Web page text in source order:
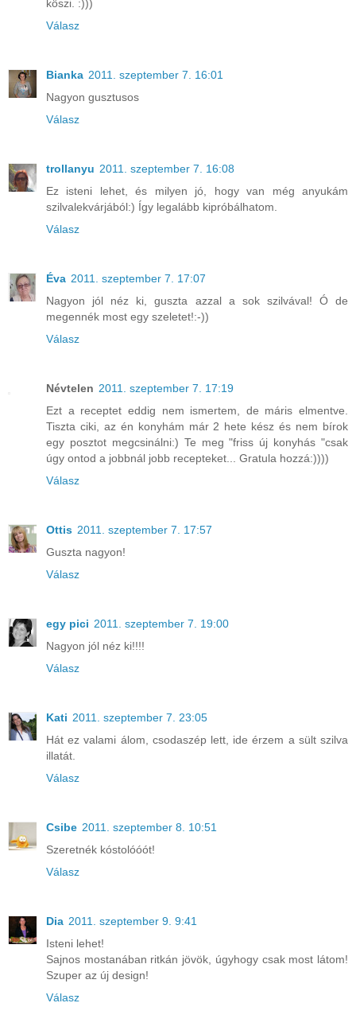
köszi. :)))
Válasz
Bianka 2011. szeptember 7. 16:01
Nagyon gusztusos
Válasz
trollanyu 2011. szeptember 7. 16:08
Ez isteni lehet, és milyen jó, hogy van még anyukám
szilvalekvárjából:) Így legalább kipróbálhatom.
Válasz
Éva 2011. szeptember 7. 17:07
Nagyon jól néz ki, guszta azzal a sok szilvával! Ó de
megennék most egy szeletet!:-))
Válasz
Névtelen 2011. szeptember 7. 17:19
Ezt a receptet eddig nem ismertem, de máris elmentve.
Tiszta ciki, az én konyhám már 2 hete kész és nem bírok
egy posztot megcsinálni:) Te meg "friss új konyhás "csak
úgy ontod a jobbnál jobb recepteket... Gratula hozzá:))))
Válasz
Ottis 2011. szeptember 7. 17:57
Guszta nagyon!
Válasz
egy pici 2011. szeptember 7. 19:00
Nagyon jól néz ki!!!!
Válasz
Kati 2011. szeptember 7. 23:05
Hát ez valami álom, csodaszép lett, ide érzem a sült szilva
illatát.
Válasz
Csibe 2011. szeptember 8. 10:51
Szeretnék kóstolóóót!
Válasz
Dia 2011. szeptember 9. 9:41
Isteni lehet!
Sajnos mostanában ritkán jövök, úgyhogy csak most látom!
Szuper az új design!
Válasz